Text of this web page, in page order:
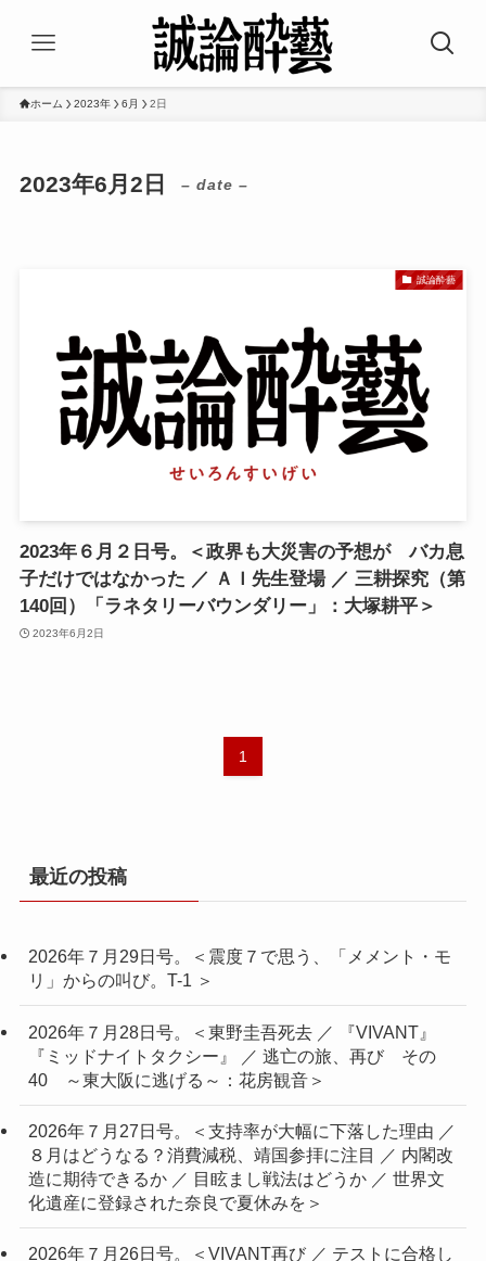
ホーム 2023年 6月 2日
2023年6月2日 – date –
誠論酔藝
2023年６月２日号。＜政界も大災害の予想が バカ息
子だけではなかった ／ ＡＩ先生登場 ／ 三耕探究（第
140回）「ラネタリーバウンダリー」：大塚耕平＞
2023年6月2日
1
最近の投稿
2026年７月29日号。＜震度７で思う、「メメント・モ
リ」からの叫び。T-1 ＞
2026年７月28日号。＜東野圭吾死去 ／ 『VIVANT』
『ミッドナイトタクシー』 ／ 逃亡の旅、再び その
40 ～東大阪に逃げる～：花房観音＞
2026年７月27日号。＜支持率が大幅に下落した理由 ／
８月はどうなる？消費減税、靖国参拝に注目 ／ 内閣改
造に期待できるか ／ 目眩まし戦法はどうか ／ 世界文
化遺産に登録された奈良で夏休みを＞
2026年７月26日号。＜VIVANT再び ／ テストに合格し